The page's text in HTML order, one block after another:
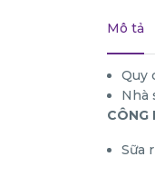
Mô tả
Quy
Nhà
CÔNG
Sữa